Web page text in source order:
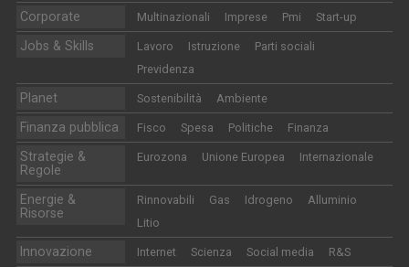
Corporate Multinazionali Imprese Pmi Start-up
Jobs & Skills Lavoro Istruzione
Parti sociali
Previdenza
Planet Sostenibilità Ambiente
Finanza pubblica Fisco Spesa Politiche Finanza
Strategie &
Regole
Eurozona Unione Europea Internazionale
Energie &
Risorse
Rinnovabili Gas Idrogeno
Alluminio
Litio
Innovazione Internet Scienza Social media R&S